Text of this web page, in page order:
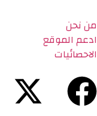
من نحن
ادعم الموقع
الاحصائيات